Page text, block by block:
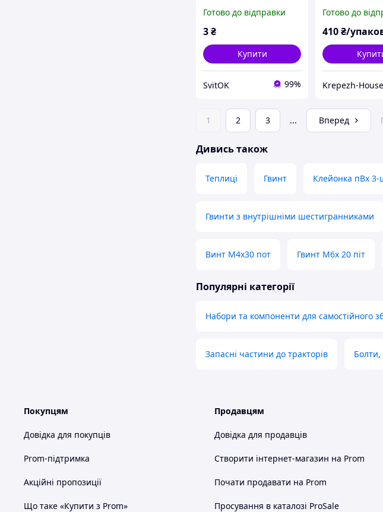
Готово до відправки
3₴
Купити
SvitOK 99%
(1000шт)
Готово до
410₴/
Krepezh-House
1 2 3 ... Вперед
Дивись також
Теплиці Гвинт Клейонка пВх
Гвинти з внутрішніми шестигранниками
Винт М4х30 пот Гвинт М6х 20 піт
Популярні категорії
Набори та компоненти для самостійного
Запасні частини до тракторів Болти,
Покупцям
Довідка для покупців
Prom-підтримка
Акційні пропозиції
Що таке «Купити з Prom»
Продавцям
Довідка для продавців
Створити інтернет-магазин на Prom
Почати продавати на Prom
Просування в каталозі ProSale